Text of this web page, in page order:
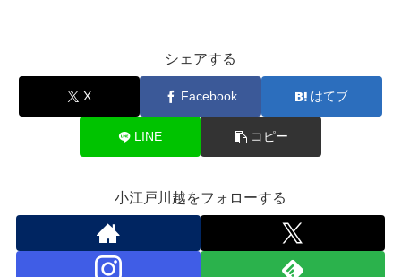
シェアする
X Facebook はてブ
LINE コピー
小江戸川越をフォローする